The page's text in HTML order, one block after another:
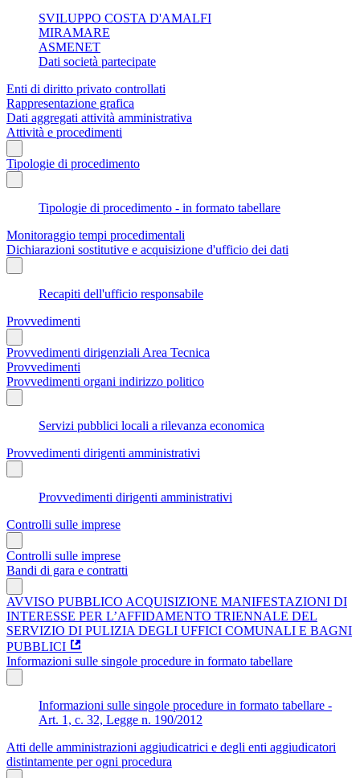
SVILUPPO COSTA D'AMALFI
MIRAMARE
ASMENET
Dati società partecipate
Enti di diritto privato controllati
Rappresentazione grafica
Dati aggregati attività amministrativa
Attività e procedimenti
Tipologie di procedimento
Tipologie di procedimento - in formato tabellare
Monitoraggio tempi procedimentali
Dichiarazioni sostitutive e acquisizione d'ufficio dei dati
Recapiti dell'ufficio responsabile
Provvedimenti
Provvedimenti dirigenziali Area Tecnica
Provvedimenti
Provvedimenti organi indirizzo politico
Servizi pubblici locali a rilevanza economica
Provvedimenti dirigenti amministrativi
Provvedimenti dirigenti amministrativi
Controlli sulle imprese
Controlli sulle imprese
Bandi di gara e contratti
AVVISO PUBBLICO ACQUISIZIONE MANIFESTAZIONI DI
INTERESSE PER L’AFFIDAMENTO TRIENNALE DEL
SERVIZIO DI PULIZIA DEGLI UFFICI COMUNALI E BAGNI
PUBBLICI
Informazioni sulle singole procedure in formato tabellare
Informazioni sulle singole procedure in formato tabellare -
Art. 1, c. 32, Legge n. 190/2012
Atti delle amministrazioni aggiudicatrici e degli enti aggiudicatori
distintamente per ogni procedura